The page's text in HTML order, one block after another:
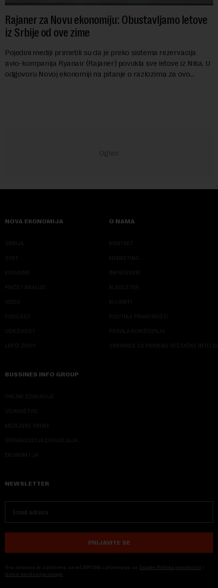
Rajaner za Novu ekonomiju: Obustavljamo letove
iz Srbije od ove zime
Pojedini mediji primetili su da je preko sistema rezervacija
avio-kompanija Ryanair (Rajaner) povukla sve letove iz Niša. U
odgovoru Novoj ekonomiji na pitanje o razlozima za ovo
NOVA EKONOMIJA
SRBIJA
SVET
KOLUMNE
PRIČE I ANALIZE
VIDEO
PODCAST
ODRŽIVOST
LEPŠI ŽIVOT
O NAMA
KONTAKT
MARKETING
IMPRESSUM
NJUZLETER
KLIJENTI
POLITIKA PRIVATNOSTI
PRAVILA KORIŠĆENJA
SMERNICE ZA PRIMENU VEŠTAČKE
BUSSINES INFO GROUP
ONLINE EDUKACIJE
IZDAVAŠTVO
MEDIJSKE OBUKE
ORGANIZACIJA DOGADJAJA
EKONOM I JA
NEWSLETTER
PRIJAVITE SE
Ova stranica je zaštićena sa reCAPTCHA i primenjuju se Google Politika privatnosti i
Uslovi korišćenja usluge